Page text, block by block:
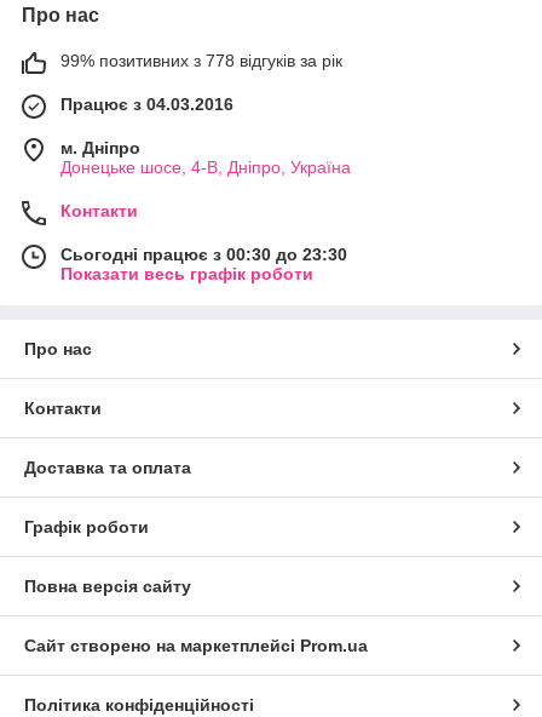
Про нас
99% позитивних з 778 відгуків за рік
Працює з 04.03.2016
м. Дніпро
Донецьке шосе, 4-В, Дніпро, Україна
Контакти
Сьогодні працює з 00:30 до 23:30
Показати весь графік роботи
Про нас
Контакти
Доставка та оплата
Графік роботи
Повна версія сайту
Сайт створено на маркетплейсі Prom.ua
Політика конфіденційності